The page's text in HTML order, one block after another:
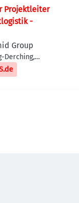
Projektleiter
-
Group
Derching,